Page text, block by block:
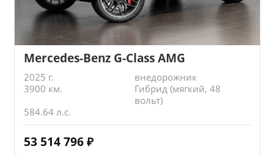
Mercedes-Benz G-Class AMG
2025 г.
внедорожник
3900 км.
Гибрид (мягкий, 48
вольт)
584.64 л.с.
53 514 796 ₽